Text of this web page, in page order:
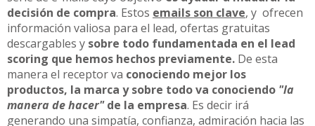
decisión de compra. Estos emails son clave, y ofrecen
información valiosa para el lead, ofertas gratuitas
descargables y sobre todo fundamentada en el lead
scoring que hemos hechos previamente. De esta
manera el receptor va conociendo mejor los
productos, la marca y sobre todo va conociendo "la
manera de hacer"de la empresa. Es decir irá
generando una simpatía, confianza, admiración hacia las